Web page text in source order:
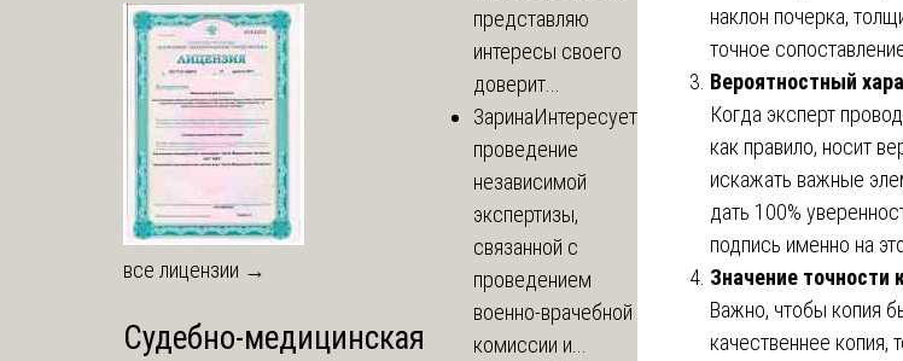
наклон почерка,
точное
Вероятностный
Когда эксперт
как правило, носит
искажать важные
дать 100%
подпись именно на
Значение точности
Важно, чтобы копия
качественнее копия,
все лицензии →
Судебно-медицинская
представляю
интересы своего
доверит...
ЗаринаИнтересует
проведение
независимой
экспертизы,
связанной с
проведением
военно-врачебной
комиссии и...